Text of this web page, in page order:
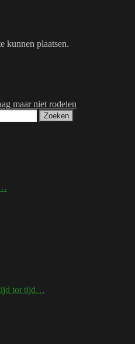
kunnen plaatsen.
maar niet rodelen
Zoeken
tot tijd…